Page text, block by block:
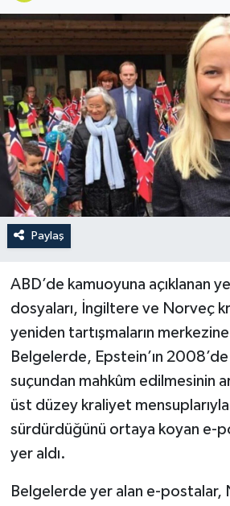
Paylaş
ABD’de kamuoyuna açıklanan
dosyaları, İngiltere ve Norveç
yeniden tartışmaların merkezine
Belgelerde, Epstein’ın
suçundan mahkûm edilmesinin
üst düzey kraliyet mensuplarıyla
sürdürdüğünü ortaya koyan e-
yer aldı.
Belgelerde yer alan e-postalar,